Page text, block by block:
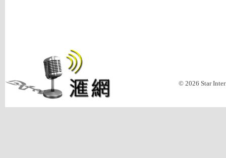
© 2026 Star